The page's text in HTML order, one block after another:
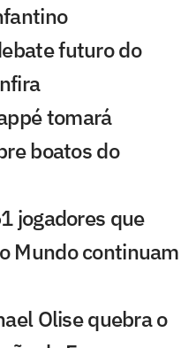
futuro do
tomará
boatos do
jogadores que
Mundo continuam
Olise quebra o